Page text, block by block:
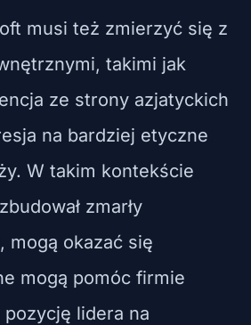
musi też zmierzyć się z
takimi jak
ze strony azjatyckich
na bardziej etyczne
W takim kontekście
zmarły
mogą okazać się
mogą pomóc firmie
lidera na